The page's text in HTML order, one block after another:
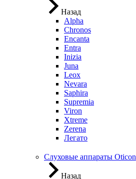
Назад
Alpha
Chronos
Encanta
Entra
Inizia
Juna
Leox
Nevara
Saphira
Supremia
Viron
Xtreme
Zerena
Легато
Слуховые аппараты Oticon
Назад